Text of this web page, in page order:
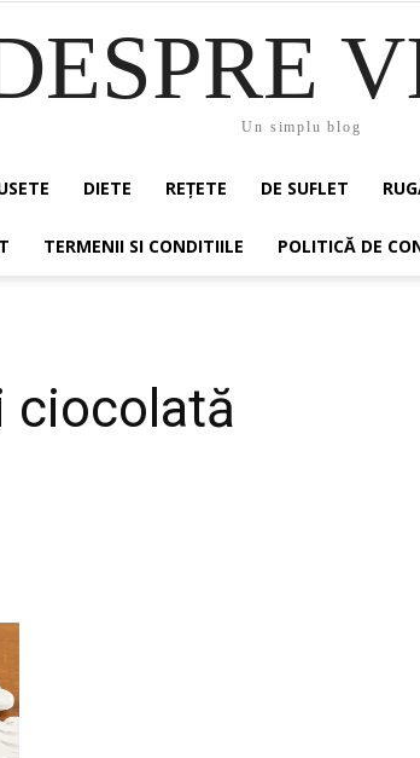
Un simplu blog
DIETE REȚETE DE SUFLET
TERMENII SI CONDITIILE POLITICĂ DE
ciocolată